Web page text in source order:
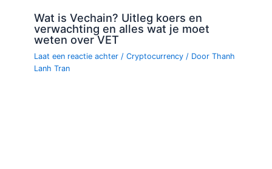
Wat is Vechain? Uitleg koers en
verwachting en alles wat je moet
weten over VET
Laat een reactie achter /Cryptocurrency / DoorThanh
Lanh Tran